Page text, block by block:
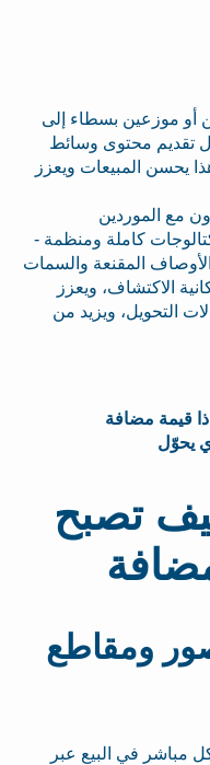
أو موزعين بسطاء إلى
تقديم محتوى وسائط
يحسن المبيعات ويعزز
مع الموردين
كاملة ومنظمة -
المقنعة والسمات
الاكتشاف، ويعزز
التحويل، ويزيد من
قيمة مضافة
يحوّل
تصبح
ومقاطع
مباشر في البيع عبر